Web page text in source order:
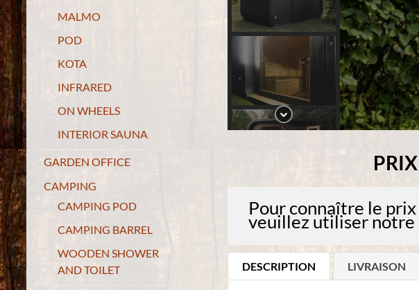
Pour connaître le
veuillez utiliser
DESCRIPTION LIVRAISON
MALMO
POD
KOTA
INFRARED
ON WHEELS
INTERIOR SAUNA
GARDEN OFFICE
CAMPING
CAMPING POD
CAMPING BARREL
WOODEN SHOWER
AND TOILET